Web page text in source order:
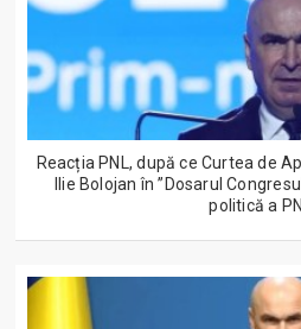
Reacția PNL, după ce Curtea de
Ilie Bolojan în ”Dosarul
politică a